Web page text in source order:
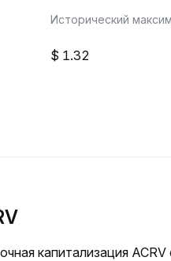
Исторический
1.32
капитализация